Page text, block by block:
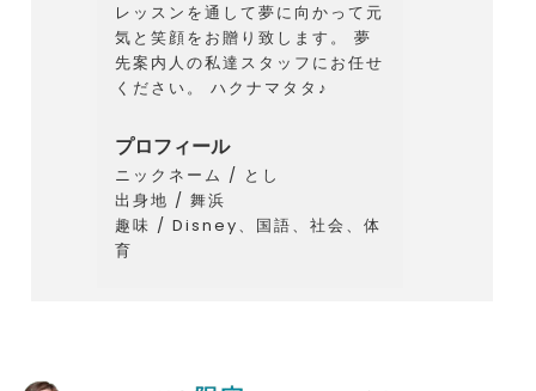
レッスンを通して夢に向かって元
気と笑顔をお贈り致します。 夢
先案内人の私達スタッフにお任せ
ください。 ハクナマタタ♪
プロフィール
ニックネーム / とし
出身地 / 舞浜
趣味 / Disney、国語、社会、体
育